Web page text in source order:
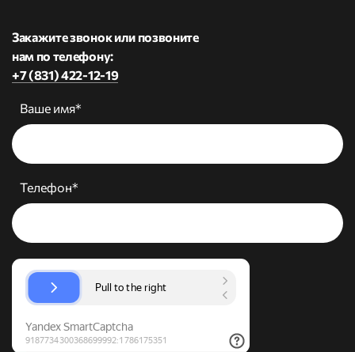
Закажите звонок или позвоните
нам по телефону:
+7 (831) 422-12-19
Ваше имя*
Телефон*